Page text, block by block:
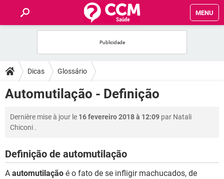
MENU
FORUMS
SAÚDE
FAMÍLIA
Dicas Glossário
Automutilação - Definição
Dernière mise à jour le 16 fevereiro 2018 à 12:09 par Natali
Chiconi .
Definição de automutilação
A automutilação é o fato de se infligir machucados, de